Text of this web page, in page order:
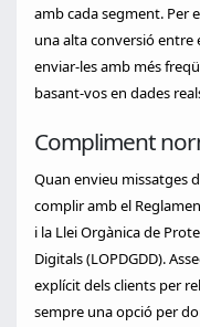
amb cada segment. Per
una alta conversió entre
enviar-les amb més
basant-vos en dades
Compliment
Quan envieu missatges
complir amb el
i la Llei Orgànica de
Digitals (LOPDGDD).
explícit dels clients per
sempre una opció per